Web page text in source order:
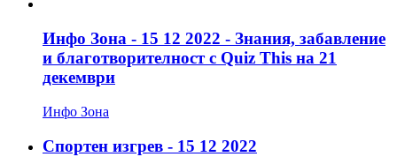
Инфо Зона - 15 12 2022 - Знания, забавление
и благотворителност с Quiz This на 21
декември
Инфо Зона
Спортен изгрев - 15 12 2022